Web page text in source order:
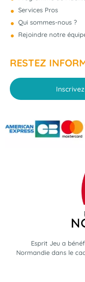
Services Pros
Qui sommes-nous ?
Rejoindre notre
RESTEZ
Esprit Jeu a
Normandie dans le